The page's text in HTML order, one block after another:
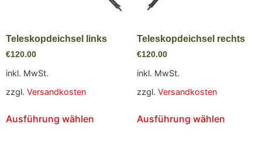
Teleskopdeichsel links
€120.00
inkl. MwSt.
zzgl. Versandkosten
Ausführung wählen
Teleskopdeichsel rechts
€120.00
inkl. MwSt.
zzgl. Versandkosten
Ausführung wählen